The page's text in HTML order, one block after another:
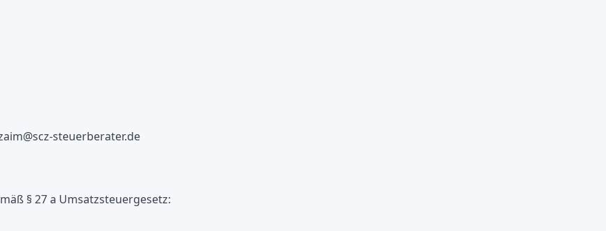
steuerberater.de
§ 27 a Umsatzsteuergesetz: